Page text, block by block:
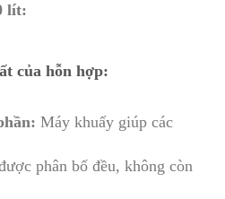
lít:
của hỗn hợp:
Máy khuấy giúp các
phân bố đều, không còn